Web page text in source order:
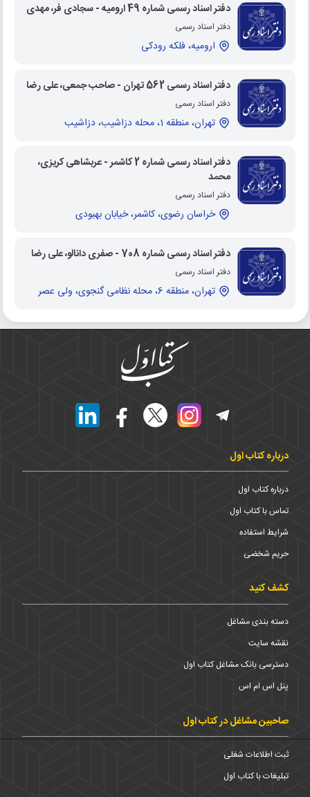
دفتر اسناد رسمی شماره 49 ارومیه - سجادی فر، مهدی
دفتر اسناد رسمی
ارومیه، فلکه رودکی
دفتر اسناد رسمی 562 تهران - صاحب جمعی، علی رضا
دفتر اسناد رسمی
تهران، منطقه 1، محله دزاشیب، دزاشیب
دفتر اسناد رسمی شماره 2 کاشمر - عربشاهی کریزی،
محمد
دفتر اسناد رسمی
خراسان رضوی، کاشمر، خیابان بهبودی
دفتر اسناد رسمی شماره 708 - صفری دانالو، علی رضا
دفتر اسناد رسمی
تهران، منطقه 6، محله نظامی گنجوی، ولی عصر
درباره کتاب اول
درباره کتاب اول
تماس با کتاب اول
شرایط استفاده
حریم شخضی
کشف کنید
دسته بندی مشاغل
نقشه سایت
دسترسی بانک مشاغل کتاب اول
پنل اس ام اس
صاحبین مشاغل در کتاب اول
ثبت اطلاعات شغلی
تبلیغات با کتاب اول